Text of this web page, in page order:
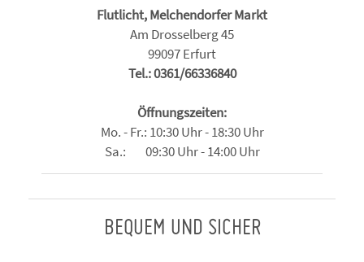
Flutlicht, Melchendorfer Markt
Am Drosselberg 45
99097 Erfurt
Tel.: 0361/66336840
Öffnungszeiten:
Mo. - Fr.: 10:30 Uhr - 18:30 Uhr
Sa.: 09:30 Uhr - 14:00 Uhr
BEQUEM UND SICHER